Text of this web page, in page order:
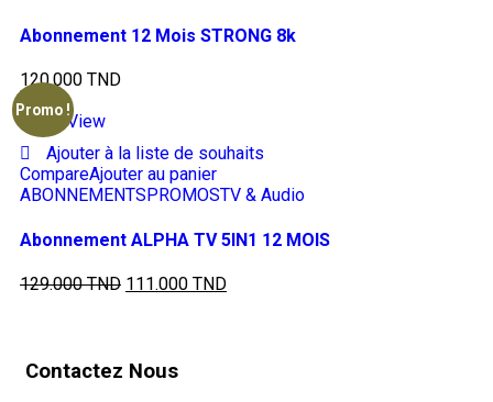
Abonnement 12 Mois STRONG 8k
120.000 TND
Promo !
Quick View
Ajouter à la liste de souhaits
CompareAjouter au panier
ABONNEMENTS PROMOSTV & Audio
Abonnement ALPHA TV 5IN1 12 MOIS
129.000TND 111.000 TND
Contactez Nous